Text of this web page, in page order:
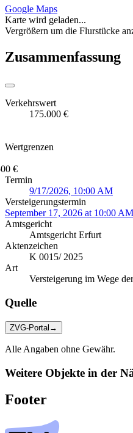
Google Maps
Karte wird geladen...
Vergrößern um die Flurstücke
Zusammenfassung
Verkehrswert
175.000 €
Wertgrenzen
€
Termin
9/17/2026, 10:00 AM
Versteigerungstermin
September 17, 2026 at 10:00 AM
Amtsgericht
Amtsgericht Erfurt
Aktenzeichen
K 0015/ 2025
Art
Versteigerung im Wege
Quelle
ZVG-Portal →
Alle Angaben ohne Gewähr.
Weitere Objekte in der
Footer